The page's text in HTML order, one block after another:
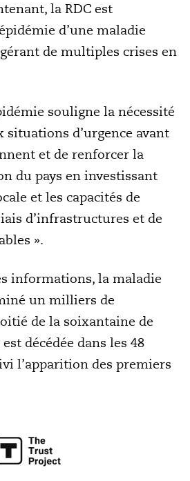
la RDC est
d’une maladie
de multiples crises en
souligne la nécessité
situations d’urgence avant
et de renforcer la
du pays en investissant
et les capacités de
d’infrastructures et de
».
informations, la maladie
un milliers de
de la soixantaine de
décédée dans les 48
l’apparition des premiers